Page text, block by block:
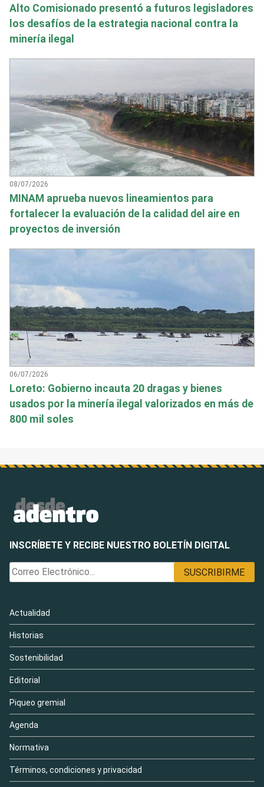
Alto Comisionado presentó a futuros legisladores
los desafíos de la estrategia nacional contra la
minería ilegal
08/07/2026
MINAM aprueba nuevos lineamientos para
fortalecer la evaluación de la calidad del aire en
proyectos de inversión
06/07/2026
Loreto: Gobierno incauta 20 dragas y bienes
usados por la minería ilegal valorizados en más de
800 mil soles
INSCRÍBETE Y RECIBE NUESTRO BOLETÍN DIGITAL
Actualidad
Historias
Sostenibilidad
Editorial
Piqueo gremial
Agenda
Normativa
Términos, condiciones y privacidad